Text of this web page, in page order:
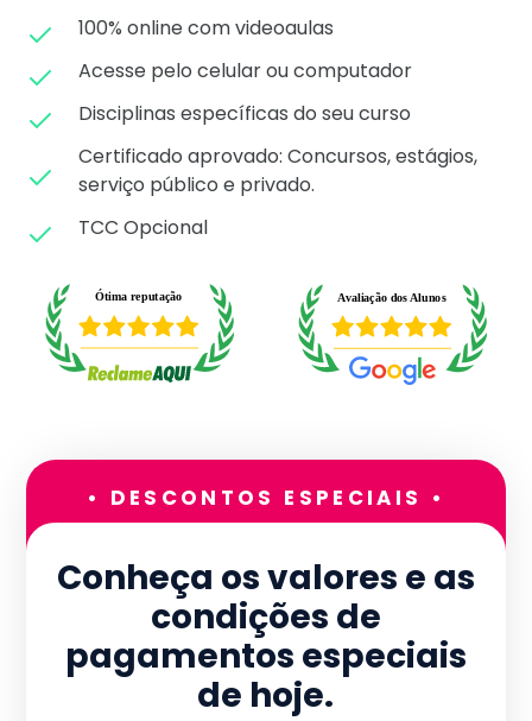
100% online com videoaulas
Acesse pelo celular ou computador
Disciplinas específicas do seu curso
Certificado aprovado: Concursos, estágios,
serviço público e privado.
TCC Opcional
• DESCONTOS ESPECIAIS •
Conheça os valores e as
condições de
pagamentos especiais
de hoje.